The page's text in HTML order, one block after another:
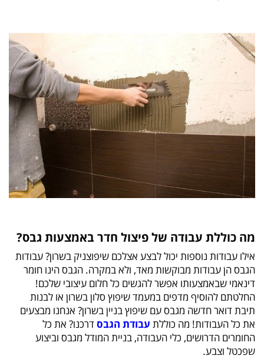
מה כוללת עבודה של פיצול חדר באמצעות גבס?
אילו עבודות נוספות יכול לבצע אצלכם שיפוצניק בשרון? עבודות
הגבס הן עבודות מבוקשות מאד, ולא במקרה. הגבס הינו חומר
דינאמי שבאמצעותו אפשר להגשים כל חלום עיצובי שלכם!
החלטתם להוסיף מדפים במעמד שיפוץ סלון בשרון או לבנות
תיבת דואר חדשה מגבס עם שיפוץ בניין בשרון? אנחנו מבצעים
את כל העבודות! מה כוללת עבודת הגבסדרכנו? את כל
החומרים הדרושים, כלי העבודה, בניית המודל מגבס וביצוע
שפכטל וצבע.